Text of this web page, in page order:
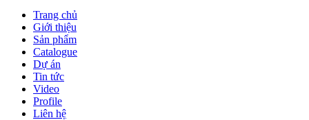
Trang chủ
Giới thiệu
Sản phẩm
Catalogue
Dự án
Tin tức
Video
Profile
Liên hệ